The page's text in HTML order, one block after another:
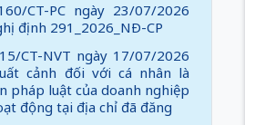
CT-PC ngày 23/07/2026
định 291_2026_NÐ-CP
CT-NVT ngày 17/07/2026
cảnh đối với cá nhân là
pháp luật của doanh nghiệp
động tại địa chỉ đã đăng